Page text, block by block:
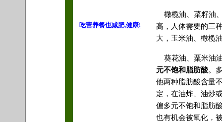
吃营养餐也减肥,健康!
橄榄油、菜籽油
高，人体需要的三
大，玉米油、橄榄
葵花油、粟米油
元不饱和脂肪酸。
他两种脂肪酸含量
定，在油炸、油炒
偏多元不饱和脂肪
也有机会被氧化，